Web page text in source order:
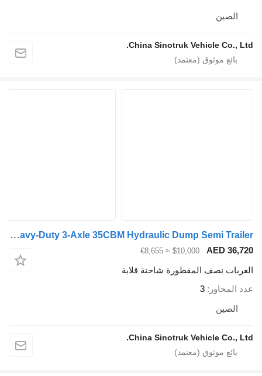
الصين
China Sinotruk Vehicle Co.,
ZW-Trailer Heavy-Duty 3-Axle 35CBM Hydraulic Dump Semi Trailer
AED
$10,000
≈ €8,655
نصف المقطورة شاحنة قلابة
المحاور 3
الصين
China Sinotruk Vehicle Co.,